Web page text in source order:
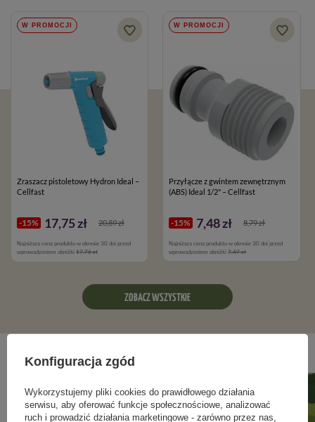
W PROMOCJI
Zraszacz pistoletowy Hydron Ideal –
Cellfast
-15% 17,75 zł
Najniższa cena produktu w okresie 30 dni przed
wprowadzeniem obniżki 17,76 zł
20,89 zł
W PROMOCJI
Przyłącze z gwintem zewnętrznym
(ABS) Ideal 1/2" – Cellfast
-15% 7,48 zł
Najniższa cena produktu w okresie 30 dni przed
wprowadzeniem obniżki7,47 zł
8,79 zł
ZOBACZ WSZYSTKIE
Konfiguracja zgód
Wykorzystujemy pliki cookies do prawidłowego działania
serwisu, aby oferować funkcje społecznościowe, analizować
ruch i prowadzić działania marketingowe - zarówno przez nas,